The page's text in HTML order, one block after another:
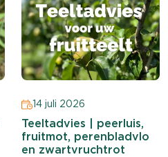
14 juli 2026
Teeltadvies | peerluis,
fruitmot, perenbladvlo
en zwartvruchtrot